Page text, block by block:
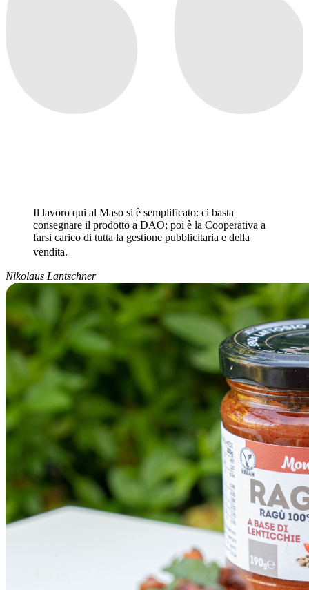
Il lavoro qui al Maso si è semplificato: ci basta
consegnare il prodotto a DAO; poi è la Cooperativa a
farsi carico di tutta la gestione pubblicitaria e della
vendita.
Nikolaus Lantschner